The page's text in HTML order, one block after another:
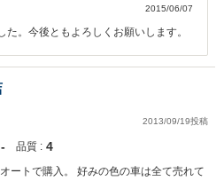
てほしい、という思いが感じられます。)
親切です。また、事務所もキレイです。
心的なお店
ど、またお願いしたいと思います。あり
2015/06/07
。今後ともよろしくお願いします。
2013/09/19投稿
‐ 品質 : 4
ートで購入。 好みの色の車は全て売れて